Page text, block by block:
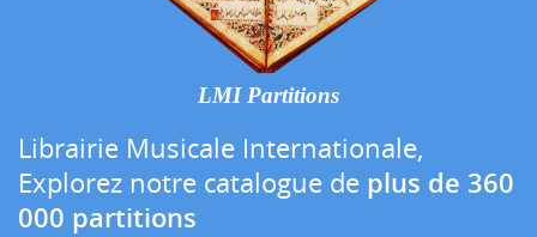
LMI Partitions
Librairie Musicale Internationale,
Explorez notre catalogue de plus de 360
000 partitions